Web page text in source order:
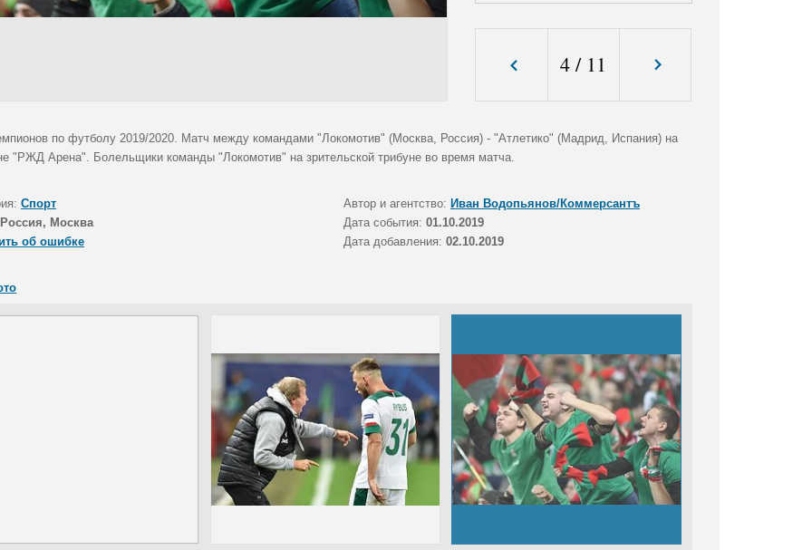
4 / 11
по футболу 2019/2020. Матч между командами "Локомотив" (Москва, Россия) - "Атлетико" (Мадрид, Испания) на
"РЖД Арена". Болельщики команды "Локомотив" на зрительской трибуне во время матча.
Спорт Автор и агентство: Иван Водопьянов/Коммерсантъ
Россия, Москва Дата события: 01.10.2019
об ошибке
Дата добавления: 02.10.2019